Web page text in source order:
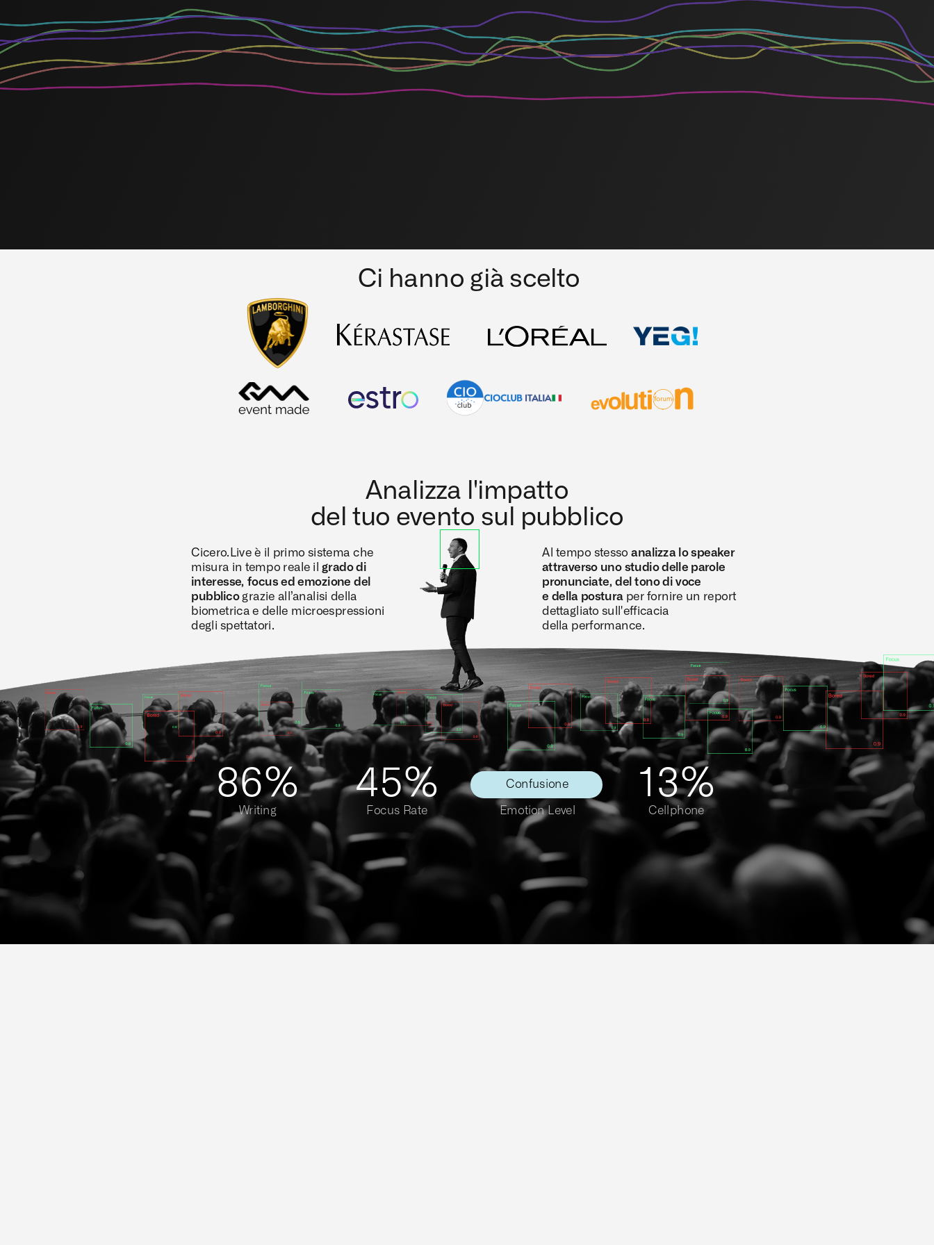
Ci hanno già scelto
Analizza l'impatto
del tuo evento sul pubblico
Cicero.Live è il primo sistema che
misura in tempo reale il grado di
interesse, focus ed emozione del
pubblico grazie all’analisi della
biometrica e delle microespressioni
degli spettatori.
Al tempo stesso analizza lo speaker
attraverso uno studio delle parole
pronunciate, del tono di voce
e della postura per fornire un report
dettagliato sull'efficacia
della performance.
86% 13%
45% Confusione
Writing Focus Rate Emotion Level Cellphone